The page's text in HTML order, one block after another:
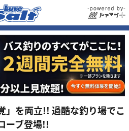
」を両立!! 過酷な釣り場でこ
ーブ登場!!